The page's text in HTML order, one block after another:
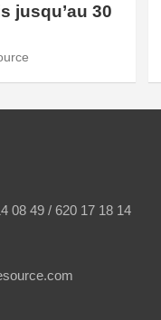
jusqu’au 30
08 49 / 620 17 18 14